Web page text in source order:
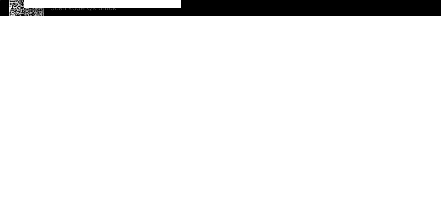
Scan kode QR untuk
mengunduh sekarang!